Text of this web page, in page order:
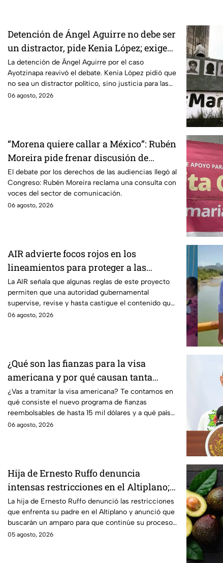
Detención de Ángel Aguirre no debe ser
un distractor, pide Kenia López; exige
justicia por caso Ayotzinapa
La detención de Ángel Aguirre por el caso
Ayotzinapa reavivó el debate. Kenia López pidió que
no sea un distractor político, sino justicia para las
familias.
06 agosto, 2026
“Morena quiere callar a México”: Rubén
Moreira pide frenar discusión de
lineamientos de audiencias hasta
escuchar a periodistas y expertos
El debate por los derechos de las audiencias llegó al
Congreso: Rubén Moreira reclama una consulta con
voces del sector de comunicación.
06 agosto, 2026
AIR advierte focos rojos en los
lineamientos para proteger a las
audiencias
La AIR señala que algunas reglas de este proyecto
permiten que una autoridad gubernamental
supervise, revise y hasta castigue el contenido que
transmiten los medios.
06 agosto, 2026
¿Qué son las fianzas para la visa
americana y por qué causan tanta
controversia?
¿Vas a tramitar la visa americana? Te contamos en
qué consiste el nuevo programa de fianzas
reembolsables de hasta 15 mil dólares y a qué países
aplica.
06 agosto, 2026
Hija de Ernesto Ruffo denuncia
intensas restricciones en el Altiplano;
buscan que salga del penal
La hija de Ernesto Ruffo denunció las restricciones
que enfrenta su padre en el Altiplano y anunció que
buscarán un amparo para que continúe su proceso
en prisión domiciliaria.
05 agosto, 2026